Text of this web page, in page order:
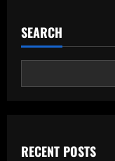
SEARCH
RECENT POSTS